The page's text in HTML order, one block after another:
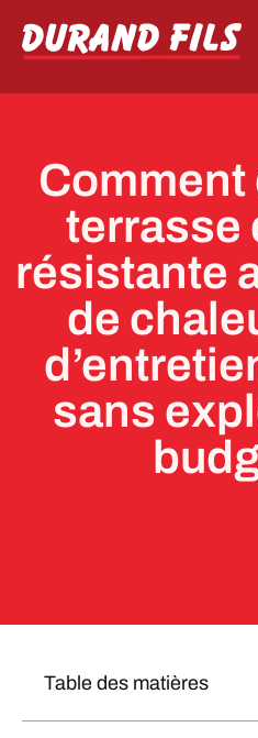
Comment
terrasse
résistante
de
sans
Table des matières